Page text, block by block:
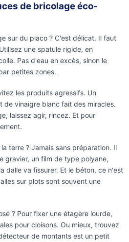
de bricolage éco-
sur du placo ? C'est délicat. Il faut
une spatule rigide, en
Pas d'eau en excès, sinon le
petites zones.
les produits agressifs. Un
de vinaigre blanc fait des miracles.
laissez agir, rincez. Et pour
terre ? Jamais sans préparation. Il
gravier, un film de type polyane,
dalle va fissurer. Et le béton, ce n'est
sur plots sont souvent une
? Pour fixer une étagère lourde,
pour cloisons. Ou mieux, trouvez
de montants est un petit